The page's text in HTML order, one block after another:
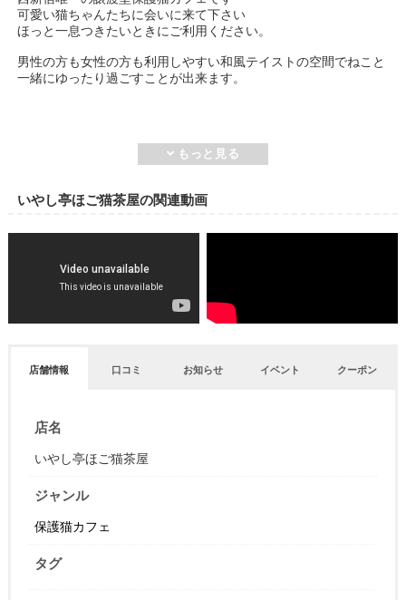
可愛い猫ちゃんたちに会いに来て下さい
ほっと一息つきたいときにご利用ください。
男性の方も女性の方も利用しやすい和風テイストの空間でねこと
一緒にゆったり過ごすことが出来ます。
いやし亭ほご猫茶屋の関連動画
店舗情報 口コミ お知らせ イベント クーポン
店名
いやし亭ほご猫茶屋
ジャンル
保護猫カフェ
タグ